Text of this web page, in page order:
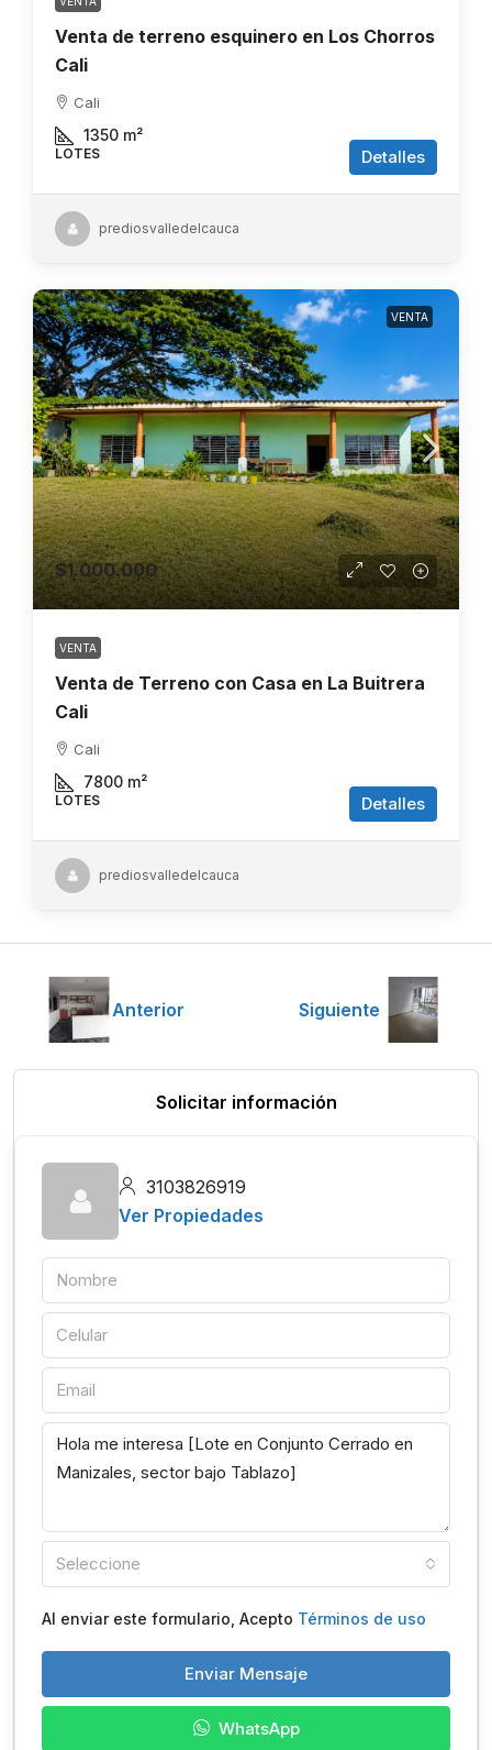
Venta de terreno esquinero en Los Chorros
Cali
Cali
1350 m²
LOTES Detalles
prediosvalledelcauca
VENTA
$1.000.000
VENTA
Venta de Terreno con Casa en La Buitrera
Cali
Cali
7800 m²
LOTES Detalles
prediosvalledelcauca
Anterior Siguiente
Solicitar información
3103826919
Ver Propiedades
Seleccione
Al enviar este formulario, Acepto Términos de uso
Enviar Mensaje
WhatsApp